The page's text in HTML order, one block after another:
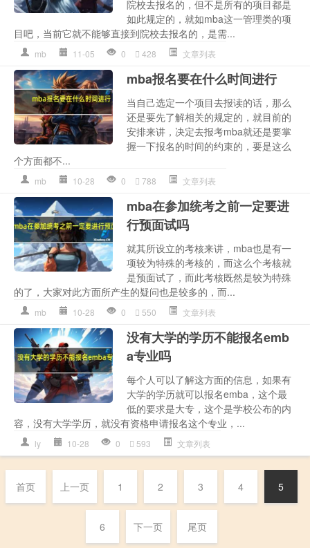
院校去报名的，但不是所有的项目都是
如此规定的，就如mba这一管理类的项
目吧，当前它就不能够直接到院校去报名的，是需...
mb 11-05 0 428 文章列表
mba报名要在什么时间进行
当自己选定一个项目去报读的话，那么
还是要先了解相关的规定的，就目前的
安排来讲，决定去报考mba就还是要掌
握一下报名的时间的约束的，要是这么
个方面都不...
mb 10-28 0 788 文章列表
mba在参加统考之前一定要进
行预面试吗
就其所设立的考核来讲，mba也是有一
项较为特殊的考核的，而这么个考核就
是预面试了，而此考核既然是较为特殊
的了，大家对此方面所产生的疑问也是较多的，而...
mb 10-28 0 550 文章列表
没有大学的学历不能报名emb
a专业吗
每个人可以了解这方面的信息，如果有
大学的学历就可以报名emba，这个最
低的要求是大专，这个是学校公布的内
容，没有大学学历，就没有资格申请报名这个专业，...
ly 10-28 0 593 文章列表
首页 上一页 1 2 3 4 5
6 下一页 尾页